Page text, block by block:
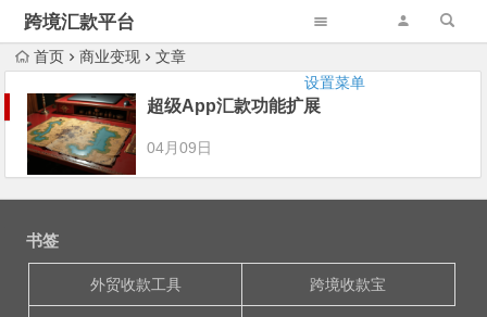
跨境汇款平台
设置菜单
首页 商业变现 文章
超级App汇款功能扩展
04月09日
书签
外贸收款工具 跨境收款宝